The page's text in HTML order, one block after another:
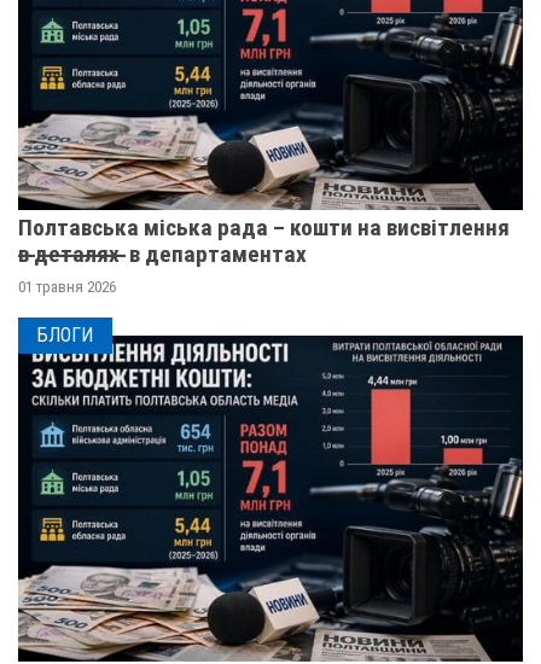
Полтавська міська рада – кошти на висвітлення
в̶ ̶д̶е̶т̶а̶л̶я̶х̶ ̶ в департаментах
01 травня 2026
БЛОГИ